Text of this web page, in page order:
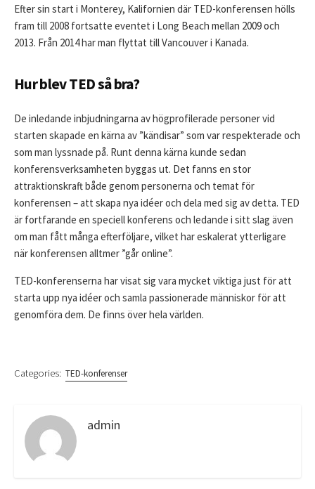
Efter sin start i Monterey, Kalifornien där TED-konferensen hölls
fram till 2008 fortsatte eventet i Long Beach mellan 2009 och
2013. Från 2014 har man flyttat till Vancouver i Kanada.
Hur blev TED så bra?
De inledande inbjudningarna av högprofilerade personer vid
starten skapade en kärna av ”kändisar” som var respekterade och
som man lyssnade på. Runt denna kärna kunde sedan
konferensverksamheten byggas ut. Det fanns en stor
attraktionskraft både genom personerna och temat för
konferensen – att skapa nya idéer och dela med sig av detta. TED
är fortfarande en speciell konferens och ledande i sitt slag även
om man fått många efterföljare, vilket har eskalerat ytterligare
när konferensen alltmer ”går online”.
TED-konferenserna har visat sig vara mycket viktiga just för att
starta upp nya idéer och samla passionerade människor för att
genomföra dem. De finns över hela världen.
Categories: TED-konferenser
admin